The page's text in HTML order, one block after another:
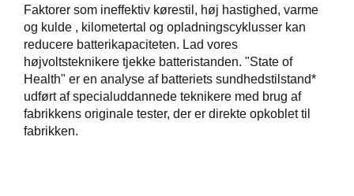
Faktorer som ineffektiv kørestil, høj hastighed, varme
og kulde , kilometertal og opladningscyklusser kan
reducere batterikapaciteten. Lad vores
højvoltsteknikere tjekke batteristanden. "State of
Health" er en analyse af batteriets sundhedstilstand*
udført af specialuddannede teknikere med brug af
fabrikkens originale tester, der er direkte opkoblet til
fabrikken.